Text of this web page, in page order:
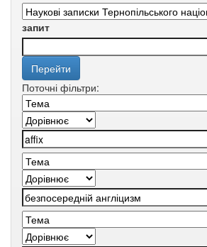
запит
Поточні фільтри: